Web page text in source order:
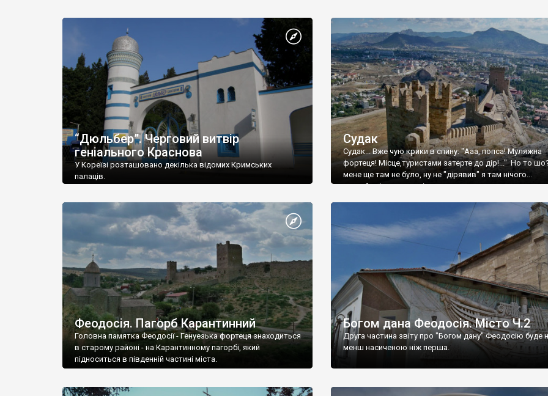
“Дюльбер”. Черговий витвір
геніального Краснова
У Кореїзі розташовано декілька відомих Кримських
палаців.
Судак
Судак... Вже чую крики в спину: "Ааа, попса! Муляжна
фортеця! Місце,туристами затерте до дір!..." Но то
мене ще там не було, ну не "дірявив" я там нічого...
принаймні до цього літа.
Феодосія. Пагорб Карантинний
Головна памятка Феодосії - Генуезька фортеця знаходиться
в старому районі - на Карантинному пагорбі, який
підноситься в південній частині міста.
Богом дана Феодосія. Місто Ч.2
Друга частина звіту про "Богом дану" Феодосію буде
менш насиченою ніж перша.